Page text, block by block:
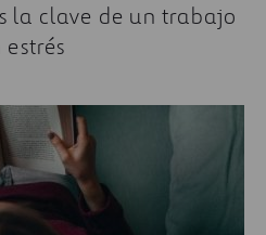
la clave de un trabajo